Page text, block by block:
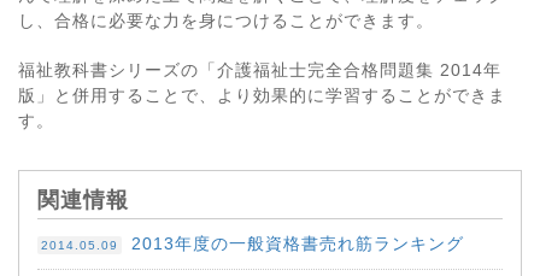
し、合格に必要な力を身につけることができます。
福祉教科書シリーズの「介護福祉士完全合格問題集 2014年
版」と併用することで、より効果的に学習することができま
す。
関連情報
2014.05.09 2013年度の一般資格書売れ筋ランキング